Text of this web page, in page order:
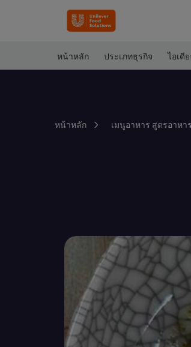
หน้าหลัก ประเภทธุรกิจ ไอเดี
หน้าหลัก เมนูอาหาร สูตรอาหา